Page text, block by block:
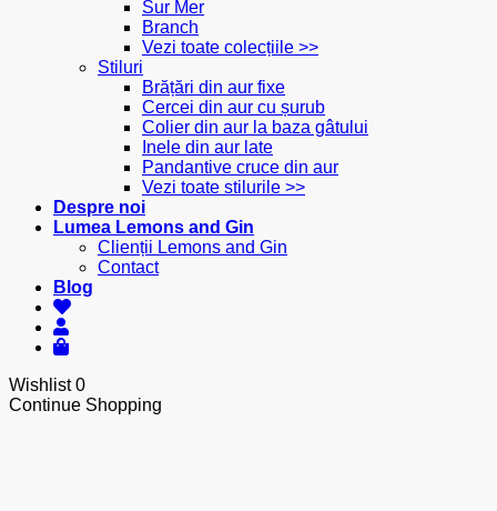
Sur Mer
Branch
Vezi toate colecțiile >>
Stiluri
Brățări din aur fixe
Cercei din aur cu șurub
Colier din aur la baza gâtului
Inele din aur late
Pandantive cruce din aur
Vezi toate stilurile >>
Despre noi
Lumea Lemons and Gin
Clienții Lemons and Gin
Contact
Blog
Wishlist0
Continue Shopping